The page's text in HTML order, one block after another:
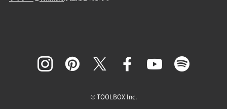
© TOOLBOX Inc.